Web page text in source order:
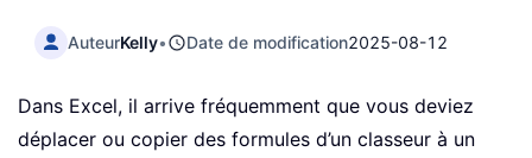
AuteurKelly• Date de modification2025-08-12
Dans Excel, il arrive fréquemment que vous deviez
déplacer ou copier des formules d’un classeur à un